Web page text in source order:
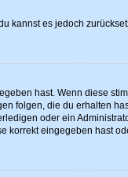
es jedoch
hast. Wenn diese
folgen, die du erhalten
oder ein
eingegeben hast